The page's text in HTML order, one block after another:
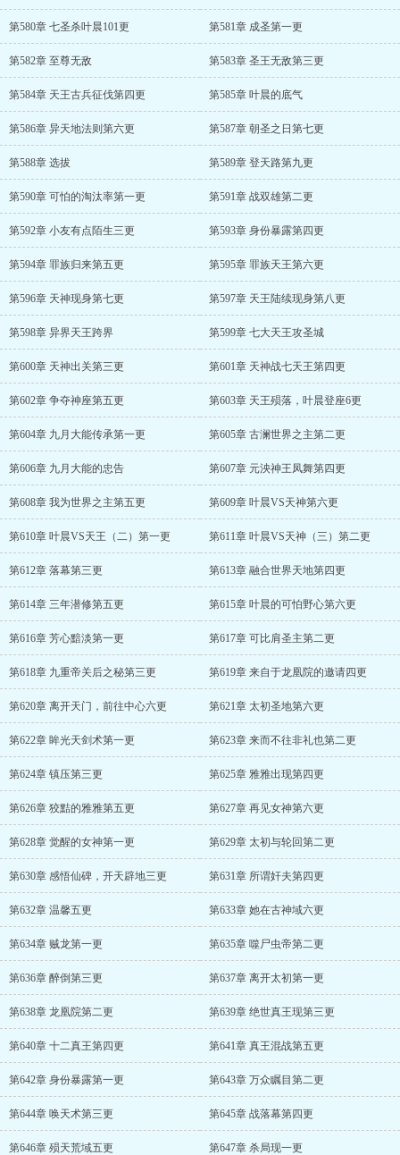
第580章 七圣杀叶晨101更 第581章 成圣第一更
第582章 至尊无敌 第583章 圣王无敌第三更
第584章 天王古兵征伐第四更 第585章 叶晨的底气
第586章 异天地法则第六更 第587章 朝圣之日第七更
第588章 选拔 第589章 登天路第九更
第590章 可怕的淘汰率第一更 第591章 战双雄第二更
第592章 小友有点陌生三更 第593章 身份暴露第四更
第594章 罪族归来第五更 第595章 罪族天王第六更
第596章 天神现身第七更 第597章 天王陆续现身第八更
第598章 异界天王跨界 第599章 七大天王攻圣城
第600章 天神出关第三更 第601章 天神战七天王第四更
第602章 争夺神座第五更 第603章 天王殒落，叶晨登座6更
第604章 九月大能传承第一更 第605章 古澜世界之主第二更
第606章 九月大能的忠告 第607章 元泱神王凤舞第四更
第608章 我为世界之主第五更 第609章 叶晨VS天神第六更
第610章 叶晨VS天王（二）第一更 第611章 叶晨VS天神（三）第二更
第612章 落幕第三更 第613章 融合世界天地第四更
第614章 三年潜修第五更 第615章 叶晨的可怕野心第六更
第616章 芳心黯淡第一更 第617章 可比肩圣主第二更
第618章 九重帝关后之秘第三更 第619章 来自于龙凰院的邀请四更
第620章 离开天门，前往中心六更 第621章 太初圣地第六更
第622章 眸光天剑术第一更 第623章 来而不往非礼也第二更
第624章 镇压第三更 第625章 雅雅出现第四更
第626章 狡黠的雅雅第五更 第627章 再见女神第六更
第628章 觉醒的女神第一更 第629章 太初与轮回第二更
第630章 感悟仙碑，开天辟地三更 第631章 所谓奸夫第四更
第632章 温馨五更 第633章 她在古神域六更
第634章 贼龙第一更 第635章 噬尸虫帝第二更
第636章 醉倒第三更 第637章 离开太初第一更
第638章 龙凰院第二更 第639章 绝世真王现第三更
第640章 十二真王第四更 第641章 真王混战第五更
第642章 身份暴露第一更 第643章 万众瞩目第二更
第644章 唤天术第三更 第645章 战落幕第四更
第646章 殒天荒域五更 第647章 杀局现一更